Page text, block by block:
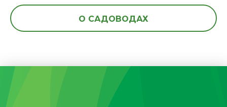
О САДОВОДАХ